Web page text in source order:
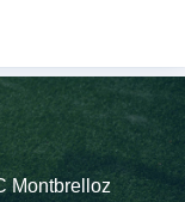
Montbrelloz